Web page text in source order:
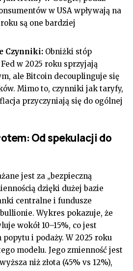
w USA wpływają na
są one bardziej
Czynniki: Obniżki stóp
w 2025 roku sprzyjają
ale Bitcoin decouplinguje się
Mimo to, czynniki jak taryfy,
przyczyniają się do ogólnej
Od spekulacji do
jest za „bezpieczną
dzięki dużej bazie
centralne i fundusze
Wykres pokazuje, że
wokół 10–15%, co jest
i podaży. W 2025 roku
modelu. Jego zmienność jest
niż złota (45% vs 12%),